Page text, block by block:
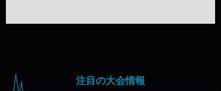
注目の大会情報